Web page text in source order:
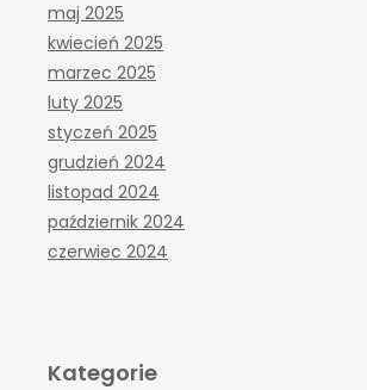
maj 2025
kwiecień 2025
marzec 2025
luty 2025
styczeń 2025
grudzień 2024
listopad 2024
październik 2024
czerwiec 2024
Kategorie